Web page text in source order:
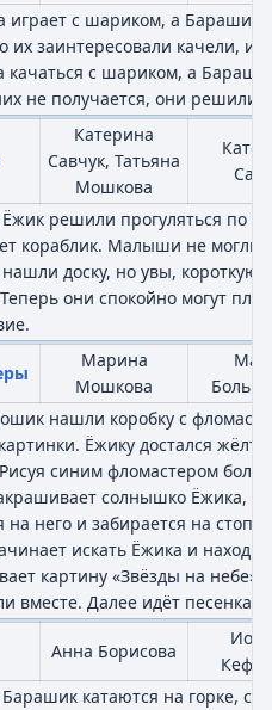
с шариком, а Барашик
их заинтересовали качели, и
качаться с шариком, а
не получается, они решили
Катерина
Савчук, Татьяна
Мошкова
решили прогуляться по
кораблик. Малыши не могли
нашли доску, но увы,
они спокойно могут
Марина
Мошкова
нашли коробку с
Ёжику достался
синим фломастером
солнышко Ёжика,
на него и забирается на
искать Ёжика и
картину «Звёзды на небе»,
вместе. Далее идёт песенка
Анна Борисова
катаются на горке,